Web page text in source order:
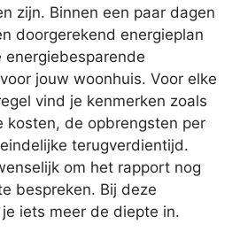
zijn. Binnen een paar dagen
doorgerekend energieplan
jouw woonhuis. Voor elke
vind je kenmerken zoals
kosten, de opbrengsten per
terugverdientijd.
om het rapport nog
bespreken. Bij deze
iets meer de diepte in.